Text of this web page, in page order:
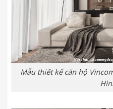
Mẫu thiết kế căn hộ